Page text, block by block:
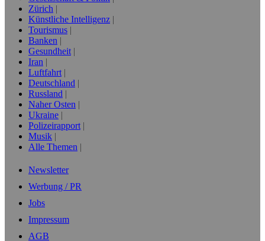
Zürich
Künstliche Intelligenz
Tourismus
Banken
Gesundheit
Iran
Luftfahrt
Deutschland
Russland
Naher Osten
Ukraine
Polizeirapport
Musik
Alle Themen
Newsletter
Werbung / PR
Jobs
Impressum
AGB